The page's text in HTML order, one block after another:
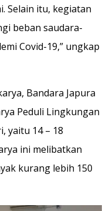
Selain itu, kegiatan
beban saudara-
Covid-19,” ungkap
Bandara Japura
Peduli Lingkungan
yaitu 14 – 18
ini melibatkan
kurang lebih 150